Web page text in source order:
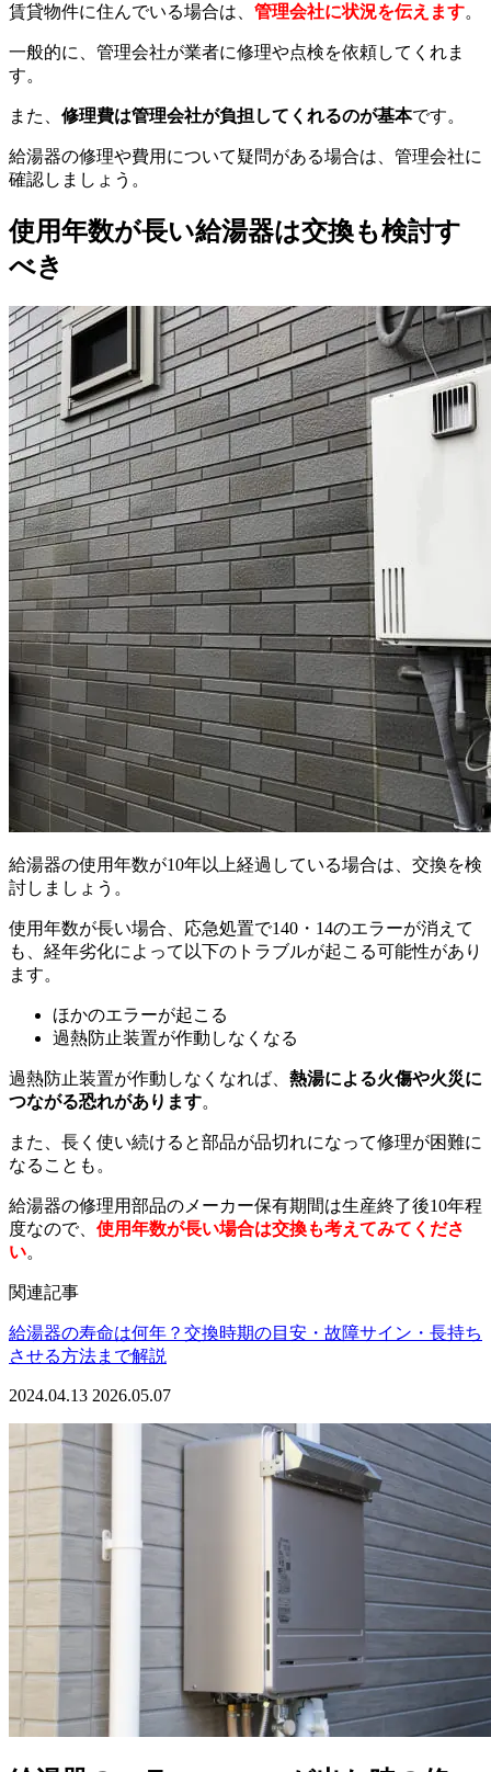
賃貸物件に住んでいる場合は、 管理会社に状況を伝えます。
一般的に、管理会社が業者に修理や点検を依頼してくれま
す。
また、 修理費は管理会社が負担してくれるのが基本です。
給湯器の修理や費用について疑問がある場合は、管理会社に
確認しましょう。
使用年数が長い給湯器は交換も検討す
べき
給湯器の使用年数が10年以上経過している場合は、交換を検
討しましょう。
使用年数が長い場合、応急処置で140・14のエラーが消えて
も、経年劣化によって以下のトラブルが起こる可能性があり
ます。
ほかのエラーが起こる
過熱防止装置が作動しなくなる
過熱防止装置が作動しなくなれば、 熱湯による火傷や火災に
つながる恐れがあります。
また、長く使い続けると部品が品切れになって修理が困難に
なることも。
給湯器の修理用部品のメーカー保有期間は生産終了後10年程
度なので、 使用年数が長い場合は交換も考えてみてくださ
い。
関連記事
給湯器の寿命は何年？交換時期の目安・故障サイン・長持ち
させる方法まで解説
2024.04.13 2026.05.07